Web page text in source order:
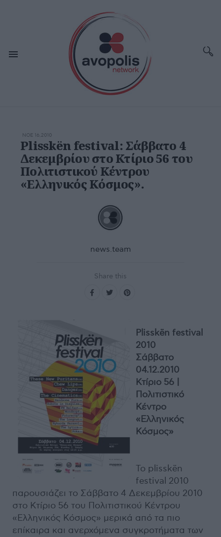
ΝΟΕ 16,2010
Plisskën festival: Σάββατο 4
Δεκεμβρίου στο Κτίριο 56 του
Πολιτιστικού Κέντρου
«Ελληνικός Κόσμος».
news.team
Share this
Plisskën festival
2010
Σάββατο
04.12.2010
Κτίριο 56 |
Πολιτιστικό
Κέντρο
«Ελληνικός
Κόσμος»
Το plisskën
festival 2010
παρουσιάζει το Σάββατο 4 Δεκεμβρίου 2010
στο Κτίριο 56 του Πολιτιστικού Κέντρου
«Ελληνικός Κόσμος» μερικά από τα πιο
επίκαιρα και ανερχόμενα συγκροτήματα των